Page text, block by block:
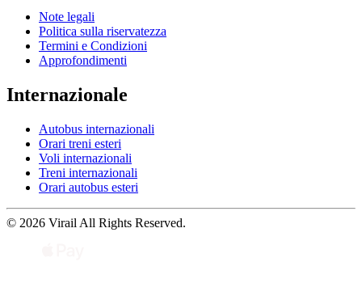
Note legali
Politica sulla riservatezza
Termini e Condizioni
Approfondimenti
Internazionale
Autobus internazionali
Orari treni esteri
Voli internazionali
Treni internazionali
Orari autobus esteri
© 2026 Virail All Rights Reserved.